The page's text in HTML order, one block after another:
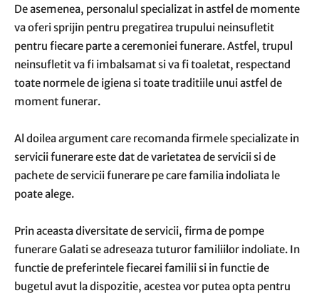
De asemenea, personalul specializat in astfel de momente
va oferi sprijin pentru pregatirea trupului neinsufletit
pentru fiecare parte a ceremoniei funerare. Astfel, trupul
neinsufletit va fi imbalsamat si va fi toaletat, respectand
toate normele de igiena si toate traditiile unui astfel de
moment funerar.
Al doilea argument care recomanda firmele specializate in
servicii funerare este dat de varietatea de servicii si de
pachete de servicii funerare pe care familia indoliata le
poate alege.
Prin aceasta diversitate de servicii, firma de pompe
funerare Galati se adreseaza tuturor familiilor indoliate. In
functie de preferintele fiecarei familii si in functie de
bugetul avut la dispozitie, acestea vor putea opta pentru